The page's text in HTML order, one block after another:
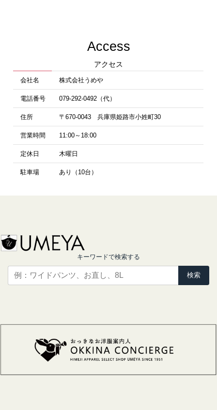
Access
アクセス
会社名 株式会社うめや
電話番号 079-292-0492（代）
住所 〒670-0043 兵庫県姫路市小姓町30
営業時間 11:00～18:00
定休日 木曜日
駐車場 あり（10台）
キーワードで検索する
検索